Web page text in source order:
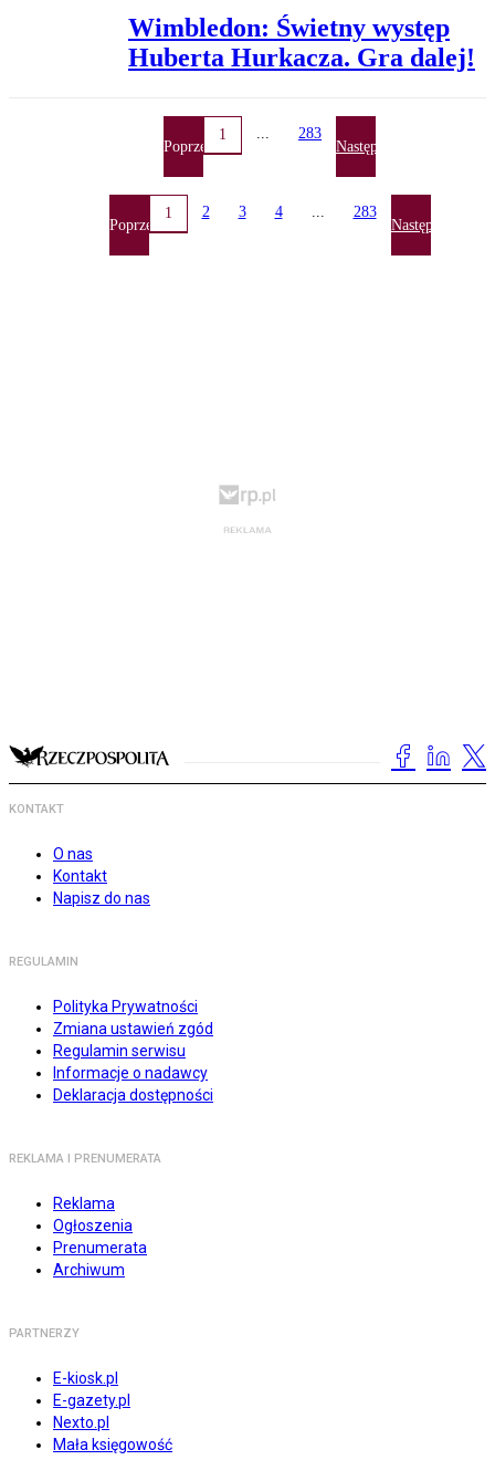
Wimbledon: Świetny występ
Huberta Hurkacza. Gra dalej!
Poprzednia
1 ... 283
Następna
Poprzednia
1 2 3 4 ... 283
Następna
KONTAKT
O nas
Kontakt
Napisz do nas
REGULAMIN
Polityka Prywatności
Zmiana ustawień zgód
Regulamin serwisu
Informacje o nadawcy
Deklaracja dostępności
REKLAMA I PRENUMERATA
Reklama
Ogłoszenia
Prenumerata
Archiwum
PARTNERZY
E-kiosk.pl
E-gazety.pl
Nexto.pl
Mała księgowość